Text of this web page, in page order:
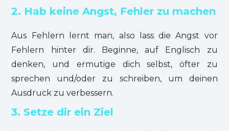
2. Hab keine Angst, Fehler zu machen
Aus Fehlern lernt man, also lass die Angst vor
Fehlern hinter dir. Beginne, auf Englisch zu
denken, und ermutige dich selbst, öfter zu
sprechen und/oder zu schreiben, um deinen
Ausdruck zu verbessern.
3. Setze dir ein Ziel